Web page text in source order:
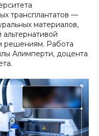
трансплантатов —
материалов,
решениям. Работа
Алимперти, доцента